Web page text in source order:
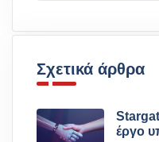
Σχετικά άρθρα
έργο